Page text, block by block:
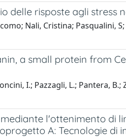
delle risposte agli stress
Nali, Cristina; Pasqualini,
a small protein from
I.; Pazzagli, L.; Pantera,
l'ottenimento di
A: Tecnologie di